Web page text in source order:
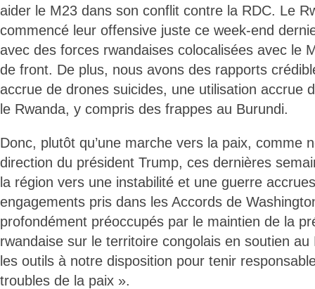
aider le M23 dans son conflit contre la RDC. Le
commencé leur offensive juste ce week-end
avec des forces rwandaises colocalisées avec le
de front. De plus, nous avons des rapports
accrue de drones suicides, une utilisation accrue
le Rwanda, y compris des frappes au Burundi.
Donc, plutôt qu’une marche vers la paix, comme
direction du président Trump, ces dernières
la région vers une instabilité et une guerre
engagements pris dans les Accords de
profondément préoccupés par le maintien de la
rwandaise sur le territoire congolais en soutien
les outils à notre disposition pour tenir
troubles de la paix ».